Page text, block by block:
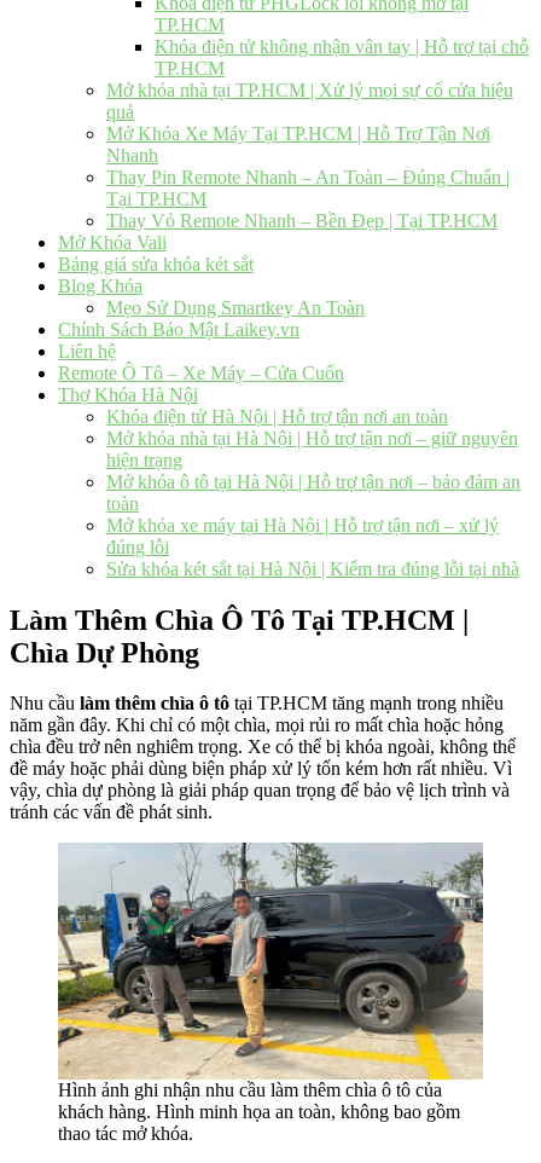
TP.HCM
Khóa điện tử không nhận vân tay | Hỗ trợ tại chỗ
TP.HCM
Mở khóa nhà tại TP.HCM | Xử lý mọi sự cố cửa hiệu
quả
Mở Khóa Xe Máy Tại TP.HCM | Hỗ Trợ Tận Nơi
Nhanh
Thay Pin Remote Nhanh – An Toàn – Đúng Chuẩn |
Tại TP.HCM
Thay Vỏ Remote Nhanh – Bền Đẹp | Tại TP.HCM
Mở Khóa Vali
Bảng giá sửa khóa két sắt
Blog Khóa
Mẹo Sử Dụng Smartkey An Toàn
Chính Sách Bảo Mật Laikey.vn
Liên hệ
Remote Ô Tô – Xe Máy – Cửa Cuốn
Thợ Khóa Hà Nội
Khóa điện tử Hà Nội | Hỗ trợ tận nơi an toàn
Mở khóa nhà tại Hà Nội | Hỗ trợ tận nơi – giữ nguyên
hiện trạng
Mở khóa ô tô tại Hà Nội | Hỗ trợ tận nơi – bảo đảm an
toàn
Mở khóa xe máy tại Hà Nội | Hỗ trợ tận nơi – xử lý
đúng lỗi
Sửa khóa két sắt tại Hà Nội | Kiểm tra đúng lỗi tại nhà
Làm Thêm Chìa Ô Tô Tại TP.HCM |
Chìa Dự Phòng
Nhu cầu làm thêm chìa ô tô tại TP.HCM tăng mạnh trong nhiều
năm gần đây. Khi chỉ có một chìa, mọi rủi ro mất chìa hoặc hỏng
chìa đều trở nên nghiêm trọng. Xe có thể bị khóa ngoài, không thể
đề máy hoặc phải dùng biện pháp xử lý tốn kém hơn rất nhiều. Vì
vậy, chìa dự phòng là giải pháp quan trọng để bảo vệ lịch trình và
tránh các vấn đề phát sinh.
Hình ảnh ghi nhận nhu cầu làm thêm chìa ô tô của
khách hàng. Hình minh họa an toàn, không bao gồm
thao tác mở khóa.